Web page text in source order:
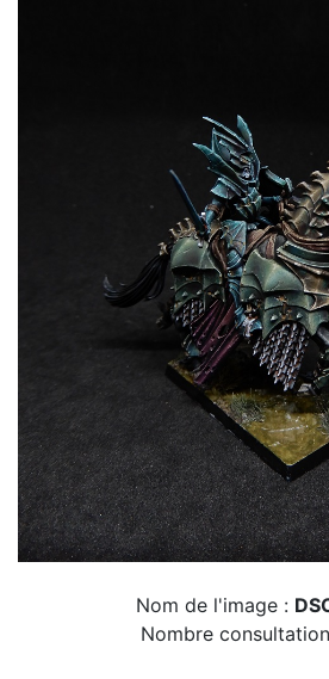
Nom de l'image :
Nombre